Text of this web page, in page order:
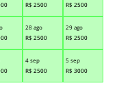
R$ 2500
R$ 2500
28 ago
R$ 2500
29 ago
R$ 2500
4 sep
R$ 2500
5 sep
R$ 3000